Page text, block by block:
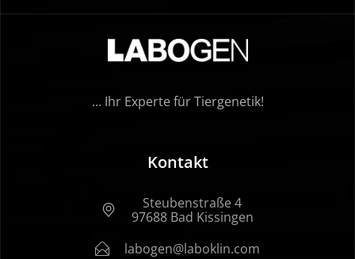
… Ihr Experte für Tiergenetik!
Kontakt
Steubenstraße 4
97688 Bad Kissingen
labogen@laboklin.com